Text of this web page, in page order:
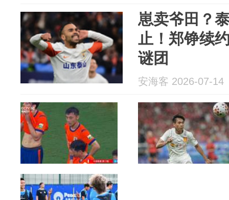
崽卖爷田？
止！郑铮续
谜团
安海客 2026-07-14